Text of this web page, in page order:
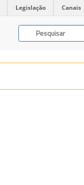
Legislação Canais